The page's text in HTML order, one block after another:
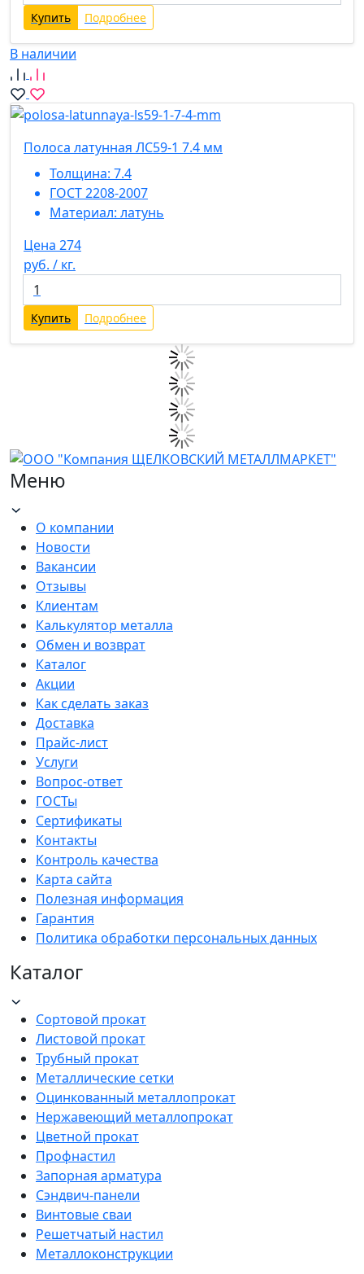
Купить Подробнее
В наличии
Полоса латунная ЛС59-1 7.4 мм
Толщина: 7.4
ГОСТ 2208-2007
Материал: латунь
Цена 274
руб. / кг.
Купить Подробнее
Меню
О компании
Новости
Вакансии
Отзывы
Клиентам
Калькулятор металла
Обмен и возврат
Каталог
Акции
Как сделать заказ
Доставка
Прайс-лист
Услуги
Вопрос-ответ
ГОСТы
Сертификаты
Контакты
Контроль качества
Карта сайта
Полезная информация
Гарантия
Политика обработки персональных данных
Каталог
Сортовой прокат
Листовой прокат
Трубный прокат
Металлические сетки
Оцинкованный металлопрокат
Нержавеющий металлопрокат
Цветной прокат
Профнастил
Запорная арматура
Сэндвич-панели
Винтовые сваи
Решетчатый настил
Металлоконструкции